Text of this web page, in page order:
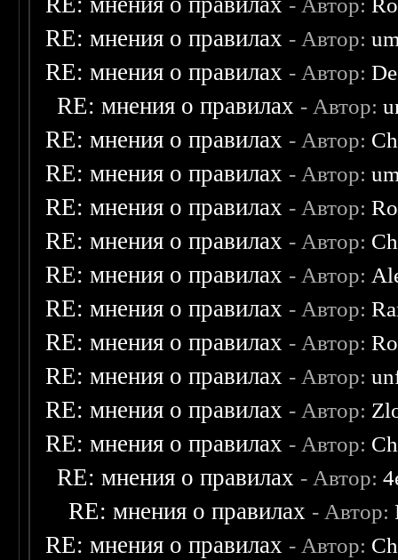
- Автор:
RE: мнения о правилах - Автор:
RE: мнения о правилах - Автор:
RE: мнения о правилах - Автор:
RE: мнения о правилах - Автор:
RE: мнения о правилах - Автор:
RE: мнения о правилах - Автор:
RE: мнения о правилах - Автор:
RE: мнения о правилах - Автор:
RE: мнения о правилах - Автор:
RE: мнения о правилах - Автор:
RE: мнения о правилах - Автор:
RE: мнения о правилах - Автор:
RE: мнения о правилах - Автор:
RE: мнения о правилах - Автор:
RE: мнения о правилах - Автор:
RE: мнения о правилах - Автор: